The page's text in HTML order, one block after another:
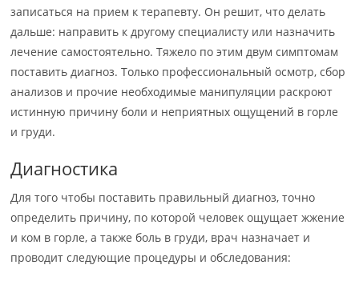
записаться на прием к терапевту. Он решит, что делать
дальше: направить к другому специалисту или назначить
лечение самостоятельно. Тяжело по этим двум симптомам
поставить диагноз. Только профессиональный осмотр, сбор
анализов и прочие необходимые манипуляции раскроют
истинную причину боли и неприятных ощущений в горле
и груди.
Диагностика
Для того чтобы поставить правильный диагноз, точно
определить причину, по которой человек ощущает жжение
и ком в горле, а также боль в груди, врач назначает и
проводит следующие процедуры и обследования: